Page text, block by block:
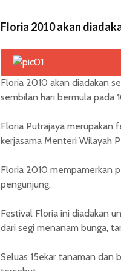
Floria 2010 akan
Floria 2010 akan diadakan
sembilan hari bermula pada
Floria Putrajaya merupakan
kerjasama Menteri Wilayah
Floria 2010 mempamerkan
pengunjung.
Festival Floria ini diadakan
dari segi menanam bunga,
Seluas 15ekar tanaman dan